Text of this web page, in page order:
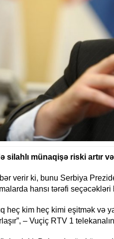
silahlı münaqişə riski artır
verir ki, bunu Serbiya
hansı tərəfi
heç kim heç kimi eşitmək və
– Vuçiç RTV 1